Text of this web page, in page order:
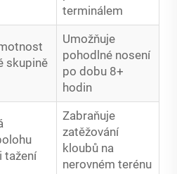
terminálem
skupině
Umožňuje
pohodlné nosení
po dobu 8+
hodin
tažení
Zabraňuje
zatěžování
kloubů na
nerovném terénu